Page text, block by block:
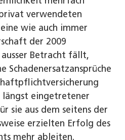
verwendeten
wie auch immer
der 2009
Betracht fällt,
Schadenersatzansprüche
längst eingetretener
sie aus dem seitens der
erzielten Erfolg des
mehr ableiten.